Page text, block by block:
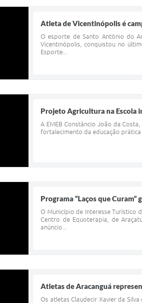
Atleta de Vicentinópolis é
O esporte de Santo Antônio do
Vicentinópolis, conquistou no
Esporte...
Projeto Agricultura na Escola
A EMEB Constâncio João da
fortalecimento da educação
Programa “Laços que
O Município de Interesse Turístico
Centro de Equoterapia, de
anúncio...
Atletas de Aracanguá
Os atletas Claudecir Xavier da